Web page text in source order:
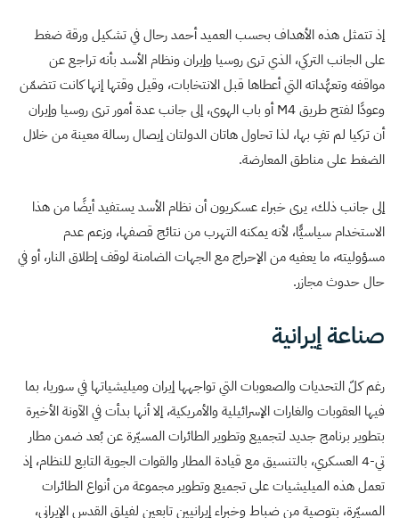
إذ تتمثل هذه الأهداف بحسب العميد أحمد رحال في تشكيل ورقة ضغط
على الجانب التركي، الذي ترى روسيا وإيران ونظام الأسد بأنه تراجع عن
مواقفه وتعهُّداته التي أعطاها قبل الانتخابات، وقيل وقتها إنها كانت تتضمّن
وعودًا لفتح طريق M4 أو باب الهوى، إلى جانب عدة أمور ترى روسيا وإيران
أن تركيا لم تفِ بها، لذا تحاول هاتان الدولتان إيصال رسالة معينة من خلال
الضغط على مناطق المعارضة.
إلى جانب ذلك، يرى خبراء عسكريون أن نظام الأسد يستفيد أيضًا من هذا
الاستخدام سياسيًّا، لأنه يمكنه التهرب من نتائج قصفها، وزعم عدم
مسؤوليته، ما يعفيه من الإحراج مع الجهات الضامنة لوقف إطلاق النار، أو في
حال حدوث مجازر.
صناعة إيرانية
رغم كلّ التحديات والصعوبات التي تواجهها إيران وميليشياتها في سوريا، بما
فيها العقوبات والغارات الإسرائيلية والأمريكية، إلا أنها بدأت في الآونة الأخيرة
بتطوير برنامج جديد لتجميع وتطوير الطائرات المسيّرة عن بُعد ضمن مطار
تي-4 العسكري، بالتنسيق مع قيادة المطار والقوات الجوية التابع للنظام، إذ
تعمل هذه الميليشيات على تجميع وتطوير مجموعة من أنواع الطائرات
المسيّرة، بتوصية من ضباط وخبراء إيرانيين تابعين لفيلق القدس الإيراني،